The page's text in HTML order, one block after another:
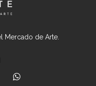
Mercado de Arte.